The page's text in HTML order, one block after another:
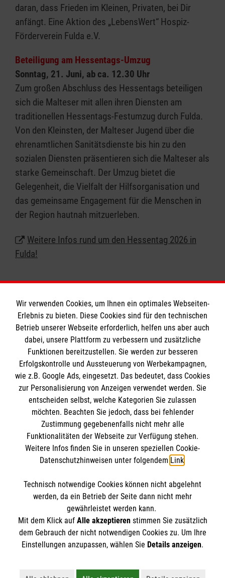
daran, dass Frieden im Kleinen, Privaten, bei Dir
anfängt. Eine Aktion des „LebensWert“ Hospiz-
Förderverein Fulda e.V.
Beteiligung am Hessentags-Umzug
Sonntag, 21. Juni, ab ca. 12.30 Uhr
Zum großen Abschluss des Hessentags beteiligen
sich die Malteser mit allen ihren Diensten am
traditionellen Hessentags-Festumzug durch Fulda.
Von den Kleinsten, der Malteser Jugend über die
ehrenamtlichen Sanitätsdienste bis hin zu den
sozialen Diensten präsentieren sich die Malteser als
starke Gemeinschaft. Der Umzug bietet die
Gelegenheit, die Vielfalt der Hilfsorganisation und
das gemeinsame Engagement für die Menschen in
der Region hautnah mitzuerleben.
Weitere Infos rund um den Hessentag 2026 in
Fulda!
Informationen
Impressum
Datenschutz
Barrierefreiheit
Kontakt
Medizinproduktesicherheit
Prävention
Die Malteser
Malteser in Deutschland
Malteserorden
Sharepoint
Spendenkonto
Pax-Bank für Kirche und Caritas eG
IBAN: DE68 3706 0193 4006 4700 20
BIC: GENODED 1PA7
So finden Sie uns
Malteser Hilfsdienst e.V.
An Vierzehnheiligen 9
Der Malteser Hilfsdienst e.V. ist als eingetragene
Gewerbesteuer befreit.
Wir verwenden Cookies, um Ihnen ein optimales Webseiten-
Erlebnis zu bieten. Diese Cookies sind für den technischen
Betrieb unserer Webseite erforderlich, helfen uns aber auch
dabei, unsere Plattform zu verbessern und zusätzliche
Funktionen bereitzustellen. Sie werden zur besseren
Erfolgskontrolle und Aussteuerung von Werbekampagnen,
wie z.B. Google Ads, eingesetzt. Das bedeutet, dass Cookies
zur Personalisierung von Anzeigen verwendet werden. Sie
entscheiden selbst, welche Kategorien Sie zulassen
möchten. Beachten Sie jedoch, dass bei fehlender
Zustimmung gegebenenfalls nicht mehr alle
Funktionalitäten der Webseite zur Verfügung stehen.
Weitere Infos finden Sie in unseren speziellen Cookie-
Datenschutzhinweisen unter folgendem Link.
Technisch notwendige Cookies können nicht abgelehnt
werden, da ein Betrieb der Seite dann nicht mehr
gewährleistet werden kann.
Mit dem Klick auf Alle akzeptierenstimmen Sie zusätzlich
dem Gebrauch der nicht notwendigen Cookies zu. Um Ihre
Einstellungen anzupassen, wählen Sie Details anzeigen.